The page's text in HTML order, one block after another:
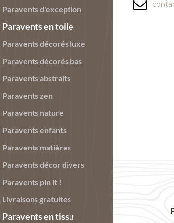
Paravents d'exception
Paravents en toile
Paravents décorés luxe
Paravents décorés bas
Paravents abstraits
Paravents zen
Paravents nature
Paravents enfants
Paravents matières
Paravents décor divers
Paravents pin it !
Livraisons gratuites
Paravents en tissu